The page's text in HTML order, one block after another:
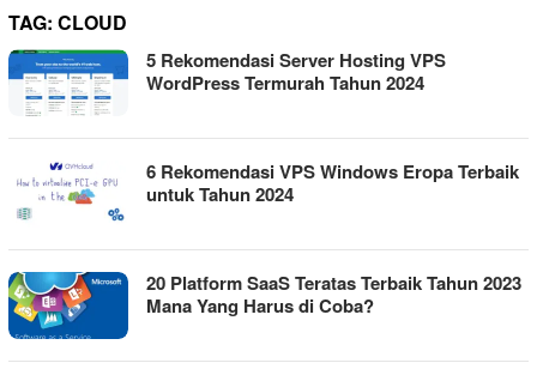
TAG: CLOUD
5 Rekomendasi Server Hosting VPS
WordPress Termurah Tahun 2024
6 Rekomendasi VPS Windows Eropa Terbaik
untuk Tahun 2024
20 Platform SaaS Teratas Terbaik Tahun 2023
Mana Yang Harus di Coba?